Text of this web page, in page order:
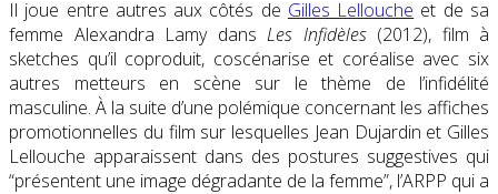
Il joue entre autres aux côtés de Gilles Lellouche et de sa
femme Alexandra Lamy dans Les Infidèles (2012), film à
sketches qu’il coproduit, coscénarise et coréalise avec six
autres metteurs en scène sur le thème de l’infidélité
masculine. À la suite d’une polémique concernant les affiches
promotionnelles du film sur lesquelles Jean Dujardin et Gilles
Lellouche apparaissent dans des postures suggestives qui
“présentent une image dégradante de la femme”, l’ARPP qui a